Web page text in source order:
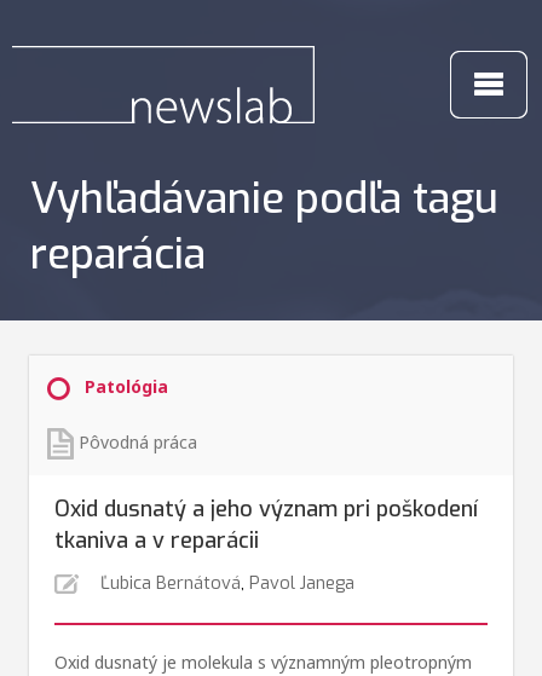
Vyhľadávanie podľa tagu
reparácia
Patológia
Pôvodná práca
Oxid dusnatý a jeho význam pri poškodení
tkaniva a v reparácii
Ľubica Bernátová, Pavol Janega
Oxid dusnatý je molekula s významným pleotropným